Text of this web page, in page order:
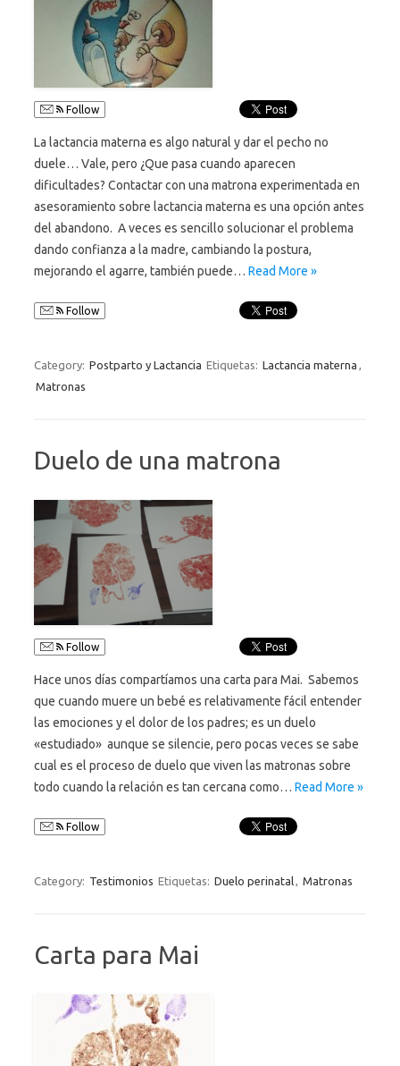
Follow
La lactancia materna es algo natural y dar el pecho no
duele… Vale, pero ¿Que pasa cuando aparecen
dificultades? Contactar con una matrona experimentada en
asesoramiento sobre lactancia materna es una opción antes
del abandono. A veces es sencillo solucionar el problema
dando confianza a la madre, cambiando la postura,
mejorando el agarre, también puede… Read More »
Follow
Category: Postparto y Lactancia Etiquetas: Lactancia materna
Matronas
Duelo de una matrona
Follow
Hace unos días compartíamos una carta para Mai. Sabemos
que cuando muere un bebé es relativamente fácil entender
las emociones y el dolor de los padres; es un duelo
«estudiado» aunque se silencie, pero pocas veces se sabe
cual es el proceso de duelo que viven las matronas sobre
todo cuando la relación es tan cercana como… Read More »
Follow
Category: Testimonios Etiquetas: Duelo perinatal Matronas
Carta para Mai